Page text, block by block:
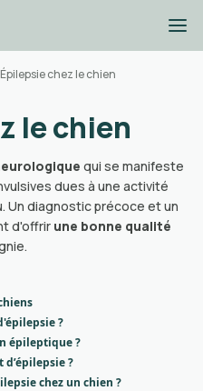
Épilepsie chez le chien
le chien
qui se manifeste
dues à une activité
Un diagnostic précoce et un
d'offrir une bonne qualité
?
épileptique ?
?
chez un chien ?